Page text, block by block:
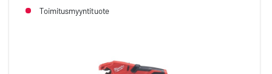
Toimitusmyyntituote